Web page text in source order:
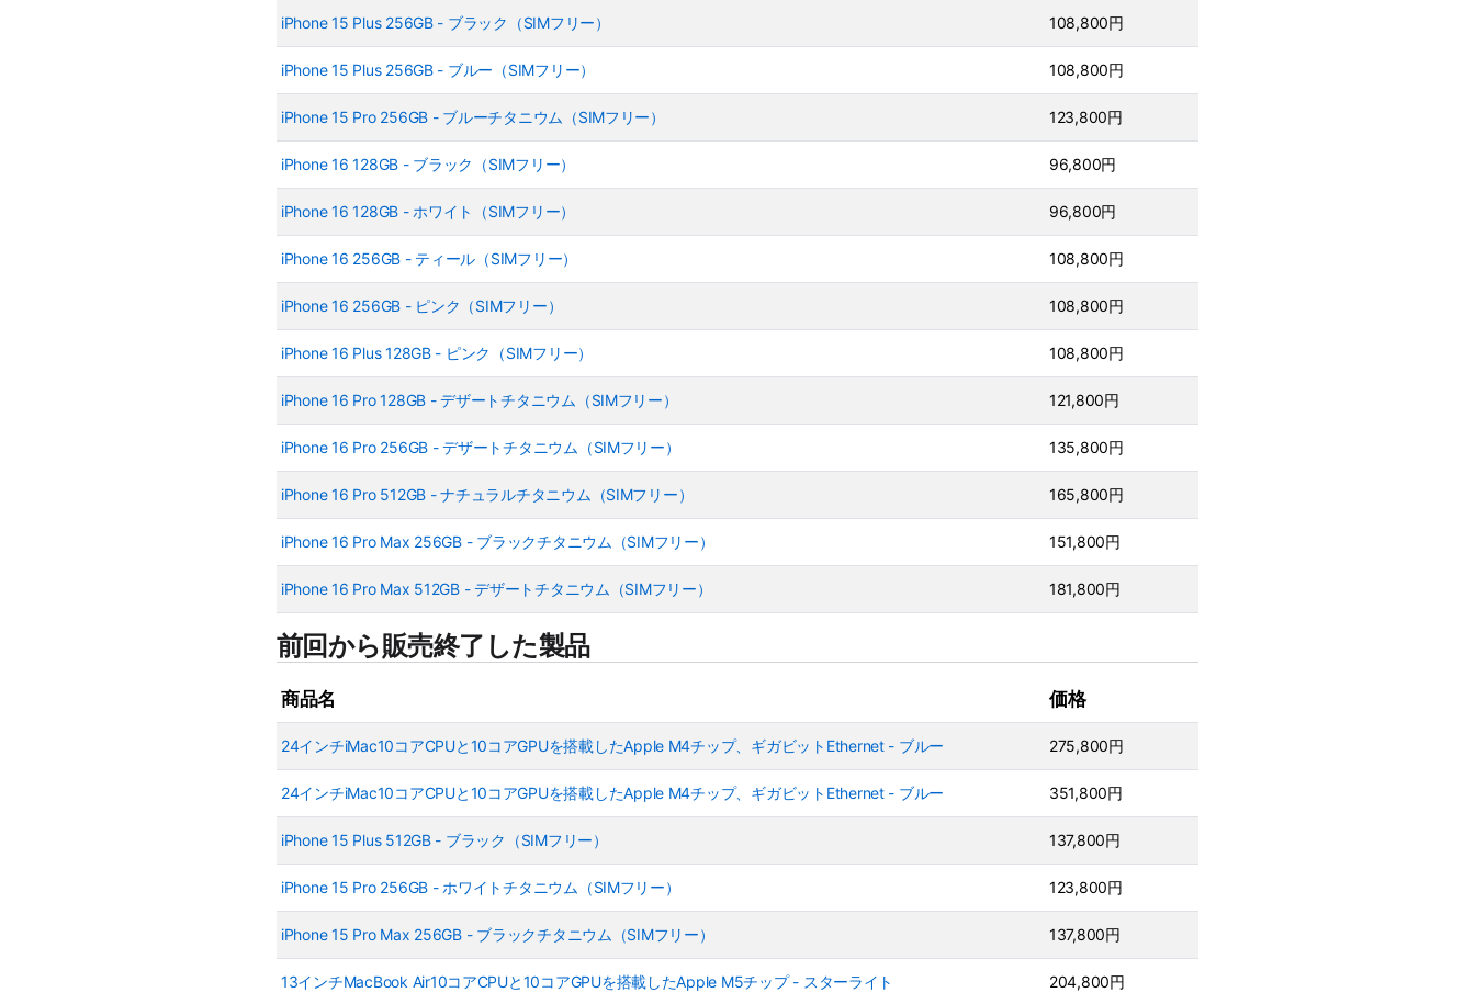
iPhone 15 Plus 256GB - ブラック（SIMフリー） 108,800円
iPhone 15 Plus 256GB - ブルー（SIMフリー） 108,800円
iPhone 15 Pro 256GB - ブルーチタニウム（SIMフリー） 123,800円
iPhone 16 128GB - ブラック（SIMフリー） 96,800円
iPhone 16 128GB - ホワイト（SIMフリー） 96,800円
iPhone 16 256GB - ティール（SIMフリー） 108,800円
iPhone 16 256GB - ピンク（SIMフリー） 108,800円
iPhone 16 Plus 128GB - ピンク（SIMフリー） 108,800円
iPhone 16 Pro 128GB - デザートチタニウム（SIMフリー） 121,800円
iPhone 16 Pro 256GB - デザートチタニウム（SIMフリー） 135,800円
iPhone 16 Pro 512GB - ナチュラルチタニウム（SIMフリー） 165,800円
iPhone 16 Pro Max 256GB - ブラックチタニウム（SIMフリー） 151,800円
iPhone 16 Pro Max 512GB - デザートチタニウム（SIMフリー） 181,800円
前回から販売終了した製品
商品名 価格
24インチiMac10コアCPUと10コアGPUを搭載したApple M4チップ、ギガビットEthernet - ブルー 275,800円
24インチiMac10コアCPUと10コアGPUを搭載したApple M4チップ、ギガビットEthernet - ブルー 351,800円
iPhone 15 Plus 512GB - ブラック（SIMフリー） 137,800円
iPhone 15 Pro 256GB - ホワイトチタニウム（SIMフリー） 123,800円
iPhone 15 Pro Max 256GB - ブラックチタニウム（SIMフリー） 137,800円
13インチMacBook Air10コアCPUと10コアGPUを搭載したApple M5チップ - スターライト 204,800円